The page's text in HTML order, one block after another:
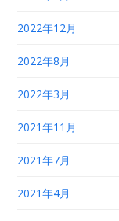
2022年12月
2022年8月
2022年3月
2021年11月
2021年7月
2021年4月